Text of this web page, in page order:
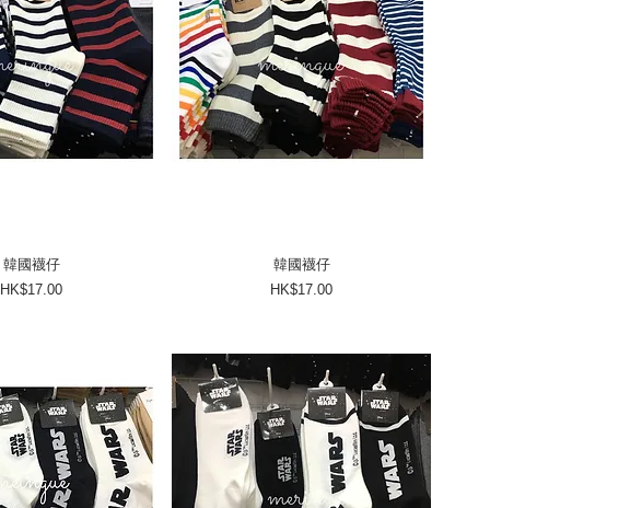
韓國襪仔
價格
HK$17.00
韓國襪仔
價格
HK$17.00